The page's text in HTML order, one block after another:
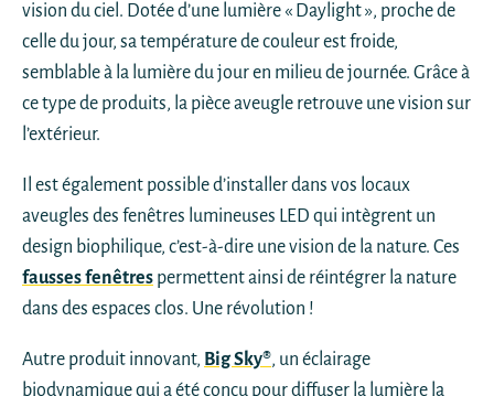
vision du ciel. Dotée d’une lumière « Daylight », proche de
celle du jour, sa température de couleur est froide,
semblable à la lumière du jour en milieu de journée. Grâce à
ce type de produits, la pièce aveugle retrouve une vision sur
l’extérieur.
Il est également possible d’installer dans vos locaux
aveugles des fenêtres lumineuses LED qui intègrent un
design biophilique, c’est-à-dire une vision de la nature. Ces
fausses fenêtres permettent ainsi de réintégrer la nature
dans des espaces clos. Une révolution !
Autre produit innovant, Big Sky®, un éclairage
biodynamique qui a été conçu pour diffuser la lumière la